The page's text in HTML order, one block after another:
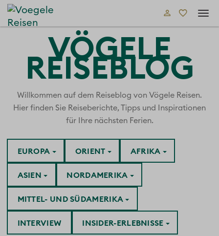
VÖGELE
REISEBLOG
Willkommen auf dem Reiseblog von Vögele Reisen.
Hier finden Sie Reiseberichte, Tipps und Inspirationen
für Ihre nächsten Ferien.
AFRIKA
ASIEN
EUROPA
INSIDER-ERLEBNISSE
INTERVIEW
MITTEL- UND SÜDAMERIKA
NORDAMERIKA
ORIENT